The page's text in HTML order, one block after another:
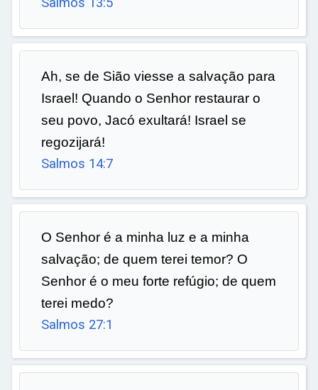
Ah, se de Sião viesse a salvação para
Israel! Quando o Senhor restaurar o
seu povo, Jacó exultará! Israel se
regozijará!
Salmos 14:7
O Senhor é a minha luz e a minha
salvação; de quem terei temor? O
Senhor é o meu forte refúgio; de quem
terei medo?
Salmos 27:1